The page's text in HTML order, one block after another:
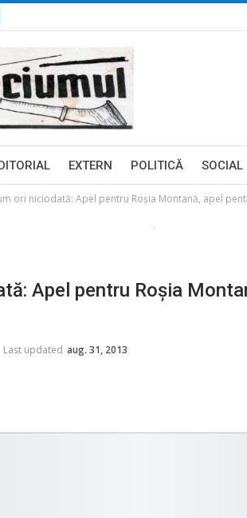
EXTERN POLITICĂ SOCIAL
ori niciodată: Apel pentru Roşia Montană, apel
Apel pentru Roşia
Last updated aug. 31, 2013